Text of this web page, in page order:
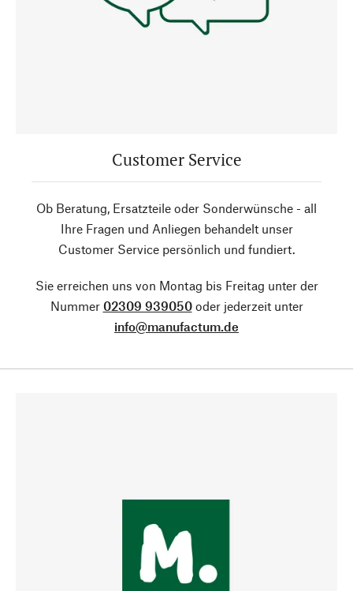
Customer Service
Ob Beratung, Ersatzteile oder Sonderwünsche - all
Ihre Fragen und Anliegen behandelt unser
Customer Service persönlich und fundiert.
Sie erreichen uns von Montag bis Freitag unter der
Nummer 02309 939050oder jederzeit unter
info@manufactum.de